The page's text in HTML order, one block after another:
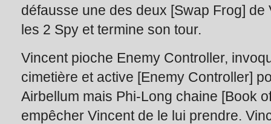
défausse une des deux [Swap Frog]
les 2 Spy et termine son tour.
Vincent pioche Enemy Controller,
cimetière et active [Enemy Controller]
Airbellum mais Phi-Long chaine [Book
empêcher Vincent de le lui prendre.